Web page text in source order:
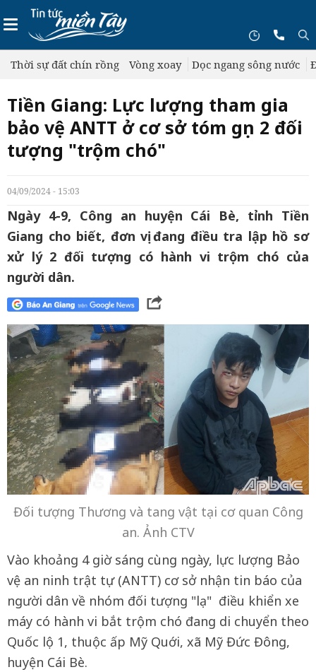
Thời sự đất chín rồng Vòng xoay Dọc ngang sông nước
Tiền Giang: Lực lượng tham gia
bảo vệ ANTT ở cơ sở tóm gọn 2 đối
tượng "trộm chó"
04/09/2024 - 15:03
Ngày 4-9, Công an huyện Cái Bè, tỉnh Tiền
Giang cho biết, đơn vị đang điều tra lập hồ sơ
xử lý 2 đối tượng có hành vi trộm chó của
người dân.
Đối tượng Thương và tang vật tại cơ quan Công
an. Ảnh CTV
Vào khoảng 4 giờ sáng cùng ngày, lực lượng Bảo
vệ an ninh trật tự (ANTT) cơ sở nhận tin báo của
người dân về nhóm đối tượng "lạ" điều khiển xe
máy có hành vi bắt trộm chó đang di chuyển theo
Quốc lộ 1, thuộc ấp Mỹ Quới, xã Mỹ Đức Đông,
huyện Cái Bè.